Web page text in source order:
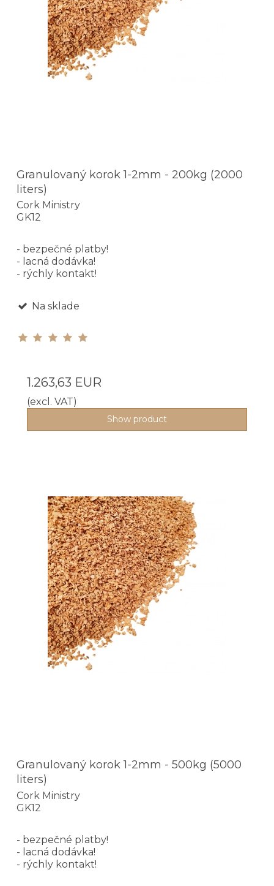
Granulovaný korok 1-2mm - 200kg (2000
liters)
Cork Ministry
GK12
- bezpečné platby!
- lacná dodávka!
- rýchly kontakt!
Na sklade
1.263,63 EUR
(excl. VAT)
Show product
Granulovaný korok 1-2mm - 500kg (5000
liters)
Cork Ministry
GK12
- bezpečné platby!
- lacná dodávka!
- rýchly kontakt!